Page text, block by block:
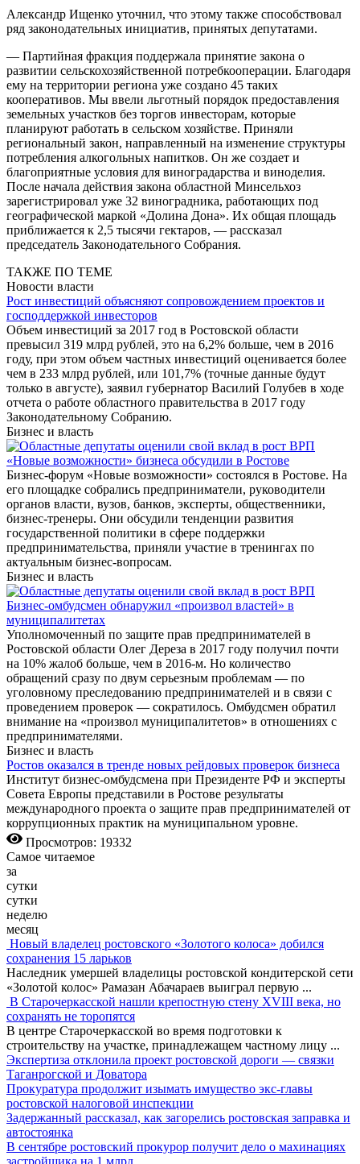
Александр Ищенко уточнил, что этому также способствовал
ряд законодательных инициатив, принятых депутатами.
— Партийная фракция поддержала принятие закона о
развитии сельскохозяйственной потребкооперации. Благодаря
ему на территории региона уже создано 45 таких
кооперативов. Мы ввели льготный порядок предоставления
земельных участков без торгов инвесторам, которые
планируют работать в сельском хозяйстве. Приняли
региональный закон, направленный на изменение структуры
потребления алкогольных напитков. Он же создает и
благоприятные условия для виноградарства и виноделия.
После начала действия закона областной Минсельхоз
зарегистрировал уже 32 виноградника, работающих под
географической маркой «Долина Дона». Их общая площадь
приближается к 2,5 тысячи гектаров, — рассказал
председатель Законодательного Собрания.
ТАКЖЕ ПО ТЕМЕ
Новости власти
Рост инвестиций объясняют сопровождением проектов и
господдержкой инвесторов
Объем инвестиций за 2017 год в Ростовской области
превысил 319 млрд рублей, это на 6,2% больше, чем в 2016
году, при этом объем частных инвестиций оценивается более
чем в 233 млрд рублей, или 101,7% (точные данные будут
только в августе), заявил губернатор Василий Голубев в ходе
отчета о работе областного правительства в 2017 году
Законодательному Собранию.
Бизнес и власть
«Новые возможности» бизнеса обсудили в Ростове
Бизнес-форум «Новые возможности» состоялся в Ростове. На
его площадке собрались предприниматели, руководители
органов власти, вузов, банков, эксперты, общественники,
бизнес-тренеры. Они обсудили тенденции развития
государственной политики в сфере поддержки
предпринимательства, приняли участие в тренингах по
актуальным бизнес-вопросам.
Бизнес и власть
Бизнес-омбудсмен обнаружил «произвол властей» в
муниципалитетах
Уполномоченный по защите прав предпринимателей в
Ростовской области Олег Дереза в 2017 году получил почти
на 10% жалоб больше, чем в 2016-м. Но количество
обращений сразу по двум серьезным проблемам — по
уголовному преследованию предпринимателей и в связи с
проведением проверок — сократилось. Омбудсмен обратил
внимание на «произвол муниципалитетов» в отношениях с
предпринимателями.
Бизнес и власть
Ростов оказался в тренде новых рейдовых проверок бизнеса
Институт бизнес-омбудсмена при Президенте РФ и эксперты
Совета Европы представили в Ростове результаты
международного проекта о защите прав предпринимателей от
коррупционных практик на муниципальном уровне.
Просмотров: 19332
Самое читаемое
за
сутки
сутки
неделю
месяц
Новый владелец ростовского «Золотого колоса» добился
сохранения 15 ларьков
Наследник умершей владелицы ростовской кондитерской сети
«Золотой колос» Рамазан Абачараев выиграл первую ...
В Старочеркасской нашли крепостную стену XVIII века, но
сохранять не торопятся
В центре Старочеркасской во время подготовки к
строительству на участке, принадлежащем частному лицу ...
Экспертиза отклонила проект ростовской дороги — связки
Таганрогской и Доватора
Прокуратура продолжит изымать имущество экс-главы
ростовской налоговой инспекции
Задержанный рассказал, как загорелись ростовская заправка и
автостоянка
В сентябре ростовский прокурор получит дело о махинациях
застройщика на 1 млрд